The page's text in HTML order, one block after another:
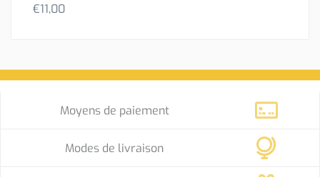
€11,00
Moyens de paiement
Modes de livraison